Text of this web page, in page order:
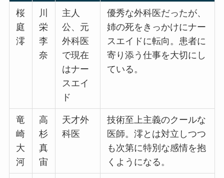
桜
庭
澪
川
栄
李
奈
主人
公、元
外科医
で現在
はナー
スエイ
ド
優秀な外科医だったが、
姉の死をきっかけにナー
スエイドに転向。患者に
寄り添う仕事を大切にし
ている。
竜
崎
大
河
高
杉
真
宙
天才外
科医
技術至上主義のクールな
医師。澪とは対立しつつ
も次第に特別な感情を抱
くようになる。